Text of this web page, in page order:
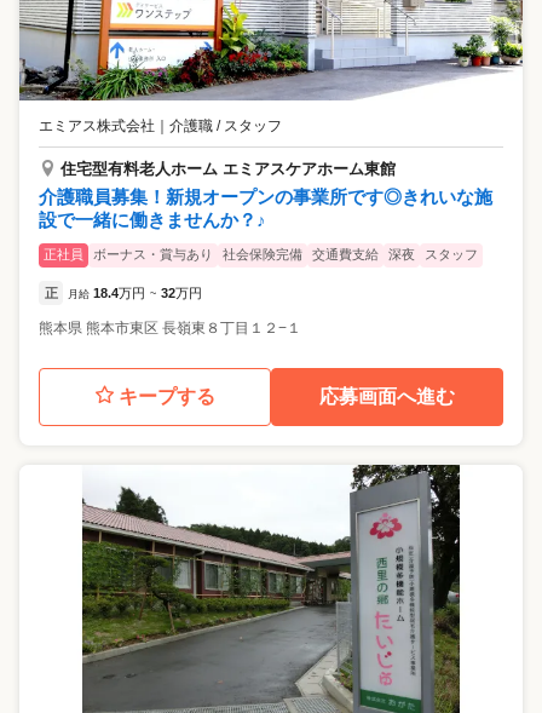
エミアス株式会社 ｜ 介護職 / スタッフ
住宅型有料老人ホーム エミアスケアホーム東館
介護職員募集！新規オープンの事業所です◎きれいな施
設で一緒に働きませんか？♪
正社員 ボーナス・賞与あり 社会保険完備 交通費支給 深夜 スタッフ
正 月給 18.4万円 ~ 32万円
熊本県 熊本市東区 長嶺東８丁目１２−１
キープする 応募画面へ進む